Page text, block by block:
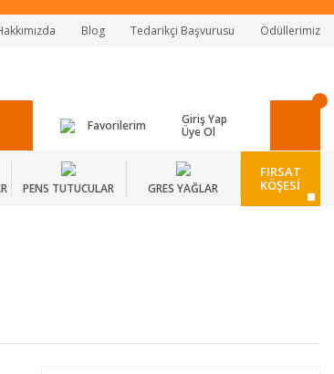
Blog Tedarikçi Başvurusu Ödüllerimiz
Favorilerim
Giriş Yap
Üye Ol
PENS TUTUCULAR GRES YAĞLAR
FIRSAT
KÖŞESİ